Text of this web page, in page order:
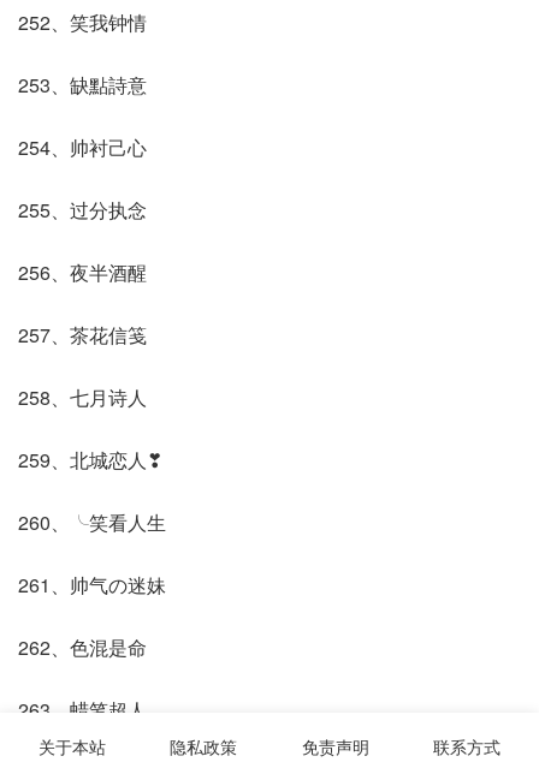
252、笑我钟情
253、缺點詩意
254、帅衬己心
255、过分执念
256、夜半酒醒
257、茶花信笺
258、七月诗人
259、北城恋人❣
260、╰笑看人生
261、帅气の迷妹
262、色混是命
263、蜡笔超人
关于本站 隐私政策 免责声明 联系方式